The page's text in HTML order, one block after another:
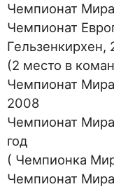
Чемпионат
Чемпионат
Гельзенкирхен,
(2 место в
Чемпионат
2008
Чемпионат
год
( Чемпионка
Чемпионат